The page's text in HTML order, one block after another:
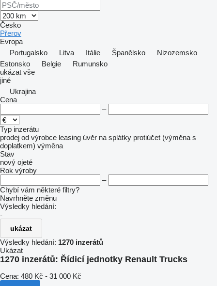
Česko
Přerov
Evropa
Portugalsko
Litva Itálie Španělsko
Nizozemsko
Estonsko
Belgie
Rumunsko
ukázat vše
jiné
Ukrajina
Cena
–
Typ inzerátu
prodej od výrobce leasing úvěr na splátky protiúčet (výměna s
doplatkem) výměna
Stav
nový ojeté
Rok výroby
–
Chybí vám některé filtry?
Navrhněte změnu
Výsledky hledání:
-
ukázat
Výsledky hledání: 1270 inzerátů
Ukázat
1270 inzerátů: Řídicí jednotky Renault Trucks
Cena: 480 Kč - 31 000 Kč